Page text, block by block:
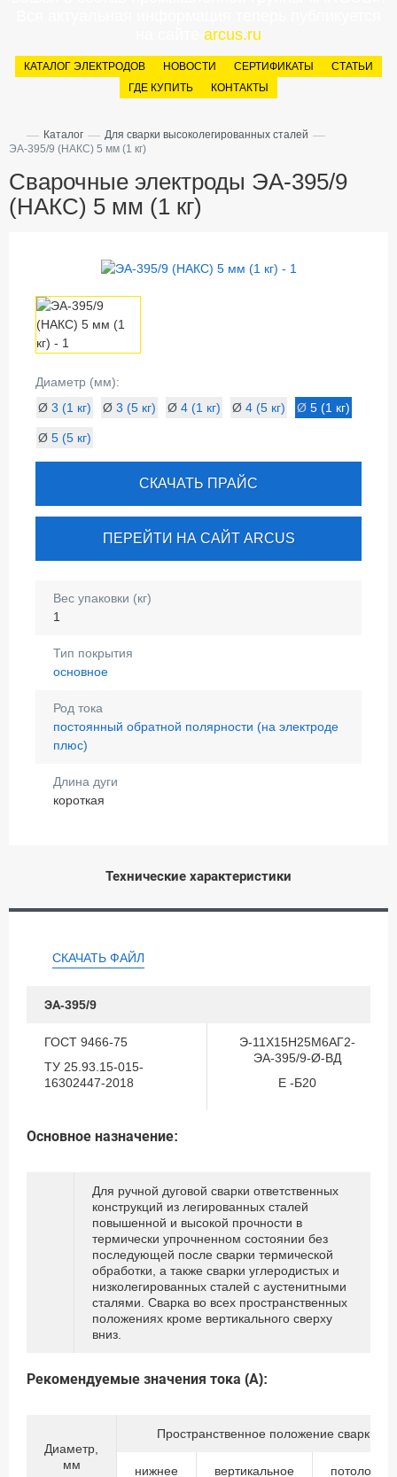
arcus.ru
КАТАЛОГ ЭЛЕКТРОДОВ НОВОСТИ СЕРТИФИКАТЫ
СТАТЬИ
ГДЕ КУПИТЬ
КОНТАКТЫ
— Каталог — Для сварки высоколегированных сталей —
ЭА-395/9 (НАКС) 5 мм (1 кг)
Сварочные электроды ЭА-395/9
(НАКС) 5 мм (1 кг)
Диаметр (мм):
Ø 3 (1 кг) Ø 3 (5 кг) Ø 4 (1 кг) Ø 4 (5 кг) Ø 5 (1 кг)
Ø 5 (5 кг)
СКАЧАТЬ ПРАЙС
ПЕРЕЙТИ НА САЙТ ARCUS
Вес упаковки (кг)
1
Тип покрытия
основное
Род тока
постоянный обратной полярности (на электроде
плюс)
Длина дуги
короткая
Технические характеристики
СКАЧАТЬ ФАЙЛ
ЭА-395/9
ГОСТ 9466-75
ТУ 25.93.15-015-
16302447-2018
Э-11Х15Н25М6АГ2-
ЭА-395/9-Ø-ВД
Е -Б20
Основное назначение:
Для ручной дуговой сварки ответственных
конструкций из легированных сталей
повышенной и высокой прочности в
термически упрочненном состоянии без
последующей после сварки термической
обработки, а также сварки углеродистых и
низколегированных сталей с аустенитными
сталями. Сварка во всех пространственных
положениях кроме вертикального сверху
вниз.
Рекомендуемые значения тока (А):
Диаметр,
мм
Пространственное положение сварки
нижнее вертикальное